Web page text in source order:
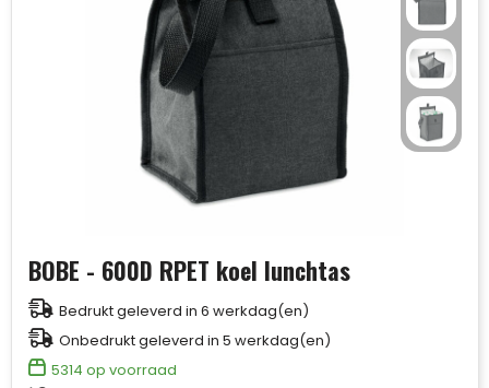
BOBE - 600D RPET koel lunchtas
Bedrukt geleverd in 6 werkdag(en)
Onbedrukt geleverd in 5 werkdag(en)
5314 op voorraad